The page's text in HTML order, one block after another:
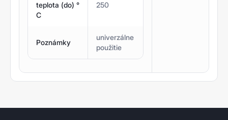
teplota (do) °
C
250
Poznámky
univerzálne
použitie